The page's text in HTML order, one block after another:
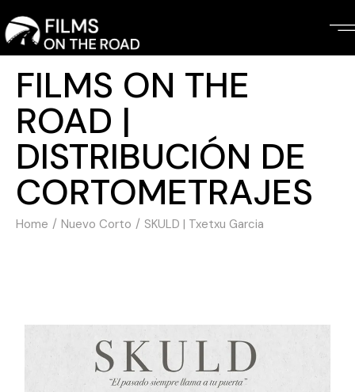
to
the
content
FILMS ON THE
ROAD |
DISTRIBUCIÓN DE
CORTOMETRAJES
Home Nuevo Corto SKULD | Txetxu Garcia